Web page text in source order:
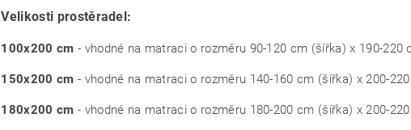
Velikosti prostěradel:
100x200 cm - vhodné na matraci o rozměru 90-120 cm (šířka) x 190-220
150x200 cm - vhodné na matraci o rozměru 140-160 cm (šířka) x 200-
180x200 cm - vhodné na matraci o rozměru 180-200 cm (šířka) x 200-